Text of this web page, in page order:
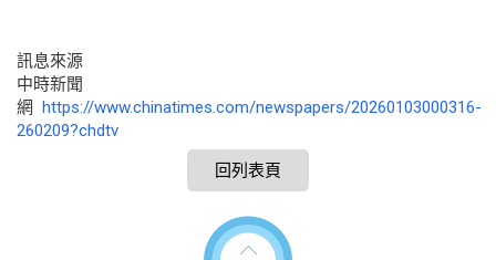
訊息來源
中時新聞
網 https://www.chinatimes.com/newspapers/20260103000316-
260209?chdtv
回列表頁